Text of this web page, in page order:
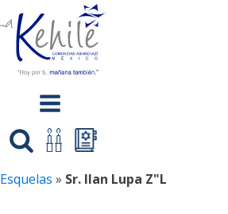
Esquelas » Sr. Ilan Lupa Z"L